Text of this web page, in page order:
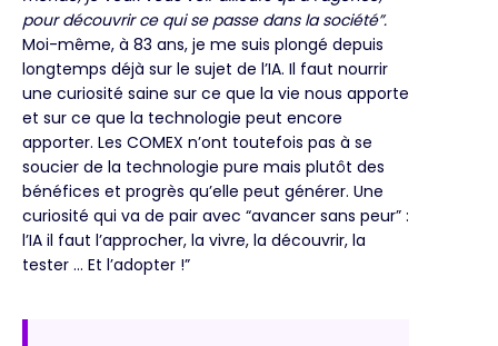
pour découvrir ce qui se passe dans la société”.
Moi-même, à 83 ans, je me suis plongé depuis
longtemps déjà sur le sujet de l’IA. Il faut nourrir
une curiosité saine sur ce que la vie nous apporte
et sur ce que la technologie peut encore
apporter. Les COMEX n’ont toutefois pas à se
soucier de la technologie pure mais plutôt des
bénéfices et progrès qu’elle peut générer. Une
curiosité qui va de pair avec “avancer sans peur” :
l’IA il faut l’approcher, la vivre, la découvrir, la
tester … Et l’adopter !”